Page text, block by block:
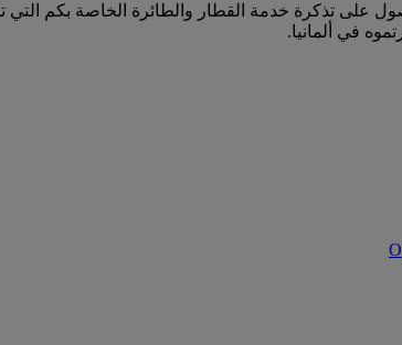
على تذكرة خدمة القطار والطائرة الخاصة بكم
في ألمانيا.